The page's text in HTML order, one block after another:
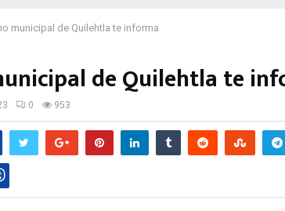
municipal de Quilehtla te informa
de Quilehtla te
0 953